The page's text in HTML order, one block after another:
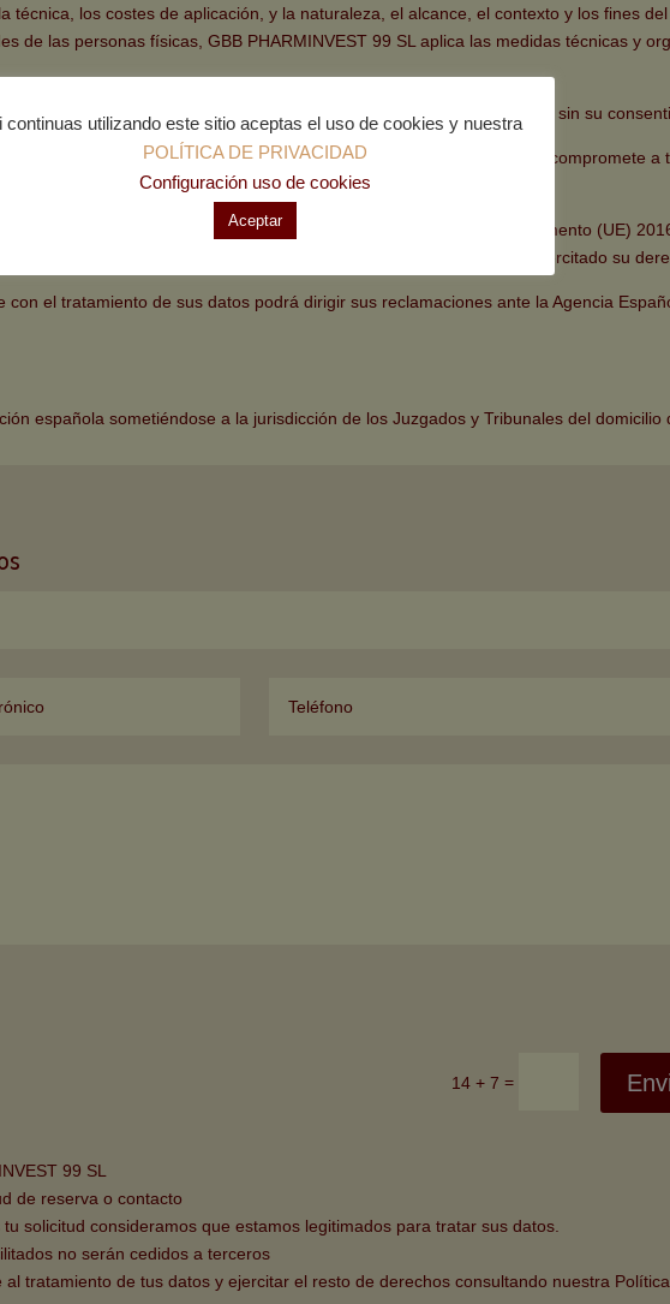
técnica, los costes de aplicación, y la naturaleza, el alcance, el contexto y los fines
de las personas físicas, GBB PHARMINVEST 99 SL aplica las medidas técnicas y
A través de esta página web no se recoge ningún dato personal sin su
5.1 f) del Reglamento (UE) 2016/679 GBB PHARMINVEST 99 SL se compromete
las finalidades indicadas.
AFECTADO
A los efectos previstos en el artículo 5.1 d) del Reglamento (UE)
con respecto a los fines para los que se tratan, si usted no ha ejercitado su
con el tratamiento de sus datos podrá dirigir sus reclamaciones ante la Agencia
española sometiéndose a la jurisdicción de los Juzgados y Tribunales del domicilio
14 + 7 =
99 SL
de reserva o contacto
solicitud consideramos que estamos legitimados para tratar sus datos.
no serán cedidos a terceros
al tratamiento de tus datos y ejercitar el resto de derechos consultando nuestra
continuas utilizando este sitio aceptas el uso de cookies y nuestra
POLÍTICA DE PRIVACIDAD
Configuración uso de cookies
Aceptar